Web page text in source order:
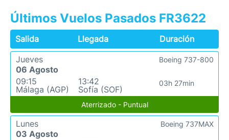
Últimos Vuelos Pasados FR3622
Salida Llegada
Duración
Jueves
06 Agosto
09:15
Málaga (AGP)
13:42
Sofía (SOF)
03h 27min
Boeing 737-800
Aterrizado - Puntual
Lunes
03 Agosto
Boeing 737MAX